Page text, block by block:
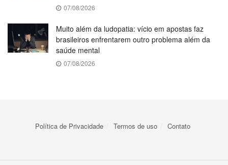
07/08/2026
Muito além da ludopatia: vício em apostas faz
brasileiros enfrentarem outro problema além da
saúde mental
07/08/2026
Política de Privacidade Termos de uso Contato